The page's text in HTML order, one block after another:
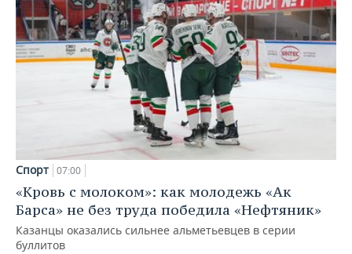
Спорт 07:00
«Кровь с молоком»: как молодежь «Ак
Барса» не без труда победила «Нефтяник»
Казанцы оказались сильнее альметьевцев в серии
буллитов